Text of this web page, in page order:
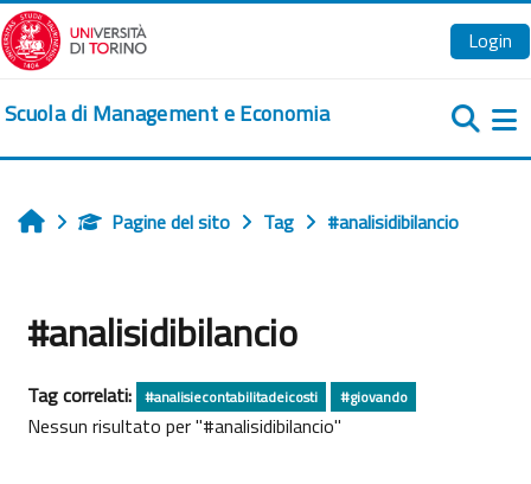
Vai al contenuto principale
Login
Scuola di Management e Economia
HomePagine del sito Tag #analisidibilancio
#analisidibilancio
Tag correlati: #analisiecontabilitadeicosti #giovando
Nessun risultato per "#analisidibilancio"